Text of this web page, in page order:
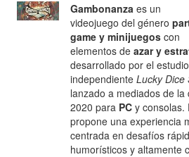
Gambonanza es un
videojuego del género
game y minijuegos con
elementos deazar y
desarrollado por el estudio
independienteLucky Dice
lanzado a mediados de la
2020 para PC y consolas.
propone una experiencia
centrada en desafíos
humorísticos y altamente